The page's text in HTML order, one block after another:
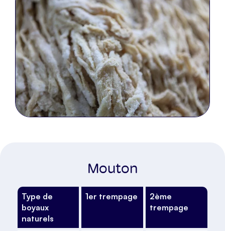
Mouton
Type de
boyaux
naturels
1er trempage
2ème
trempage